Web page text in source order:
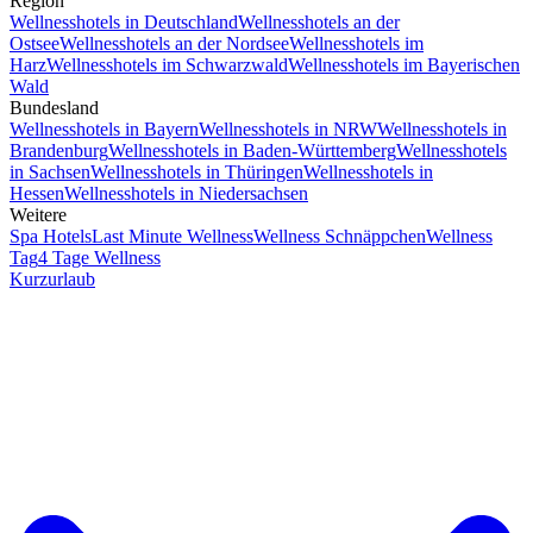
Wellnesshotels in DeutschlandWellnesshotels an der
OstseeWellnesshotels an der NordseeWellnesshotels im
HarzWellnesshotels im SchwarzwaldWellnesshotels im Bayerischen
Wald
Bundesland
Wellnesshotels in BayernWellnesshotels in NRWWellnesshotels in
BrandenburgWellnesshotels in Baden-WürttembergWellnesshotels
in SachsenWellnesshotels in ThüringenWellnesshotels in
HessenWellnesshotels in Niedersachsen
Weitere
Spa HotelsLast Minute WellnessWellness SchnäppchenWellness
Tag4 Tage Wellness
Kurzurlaub